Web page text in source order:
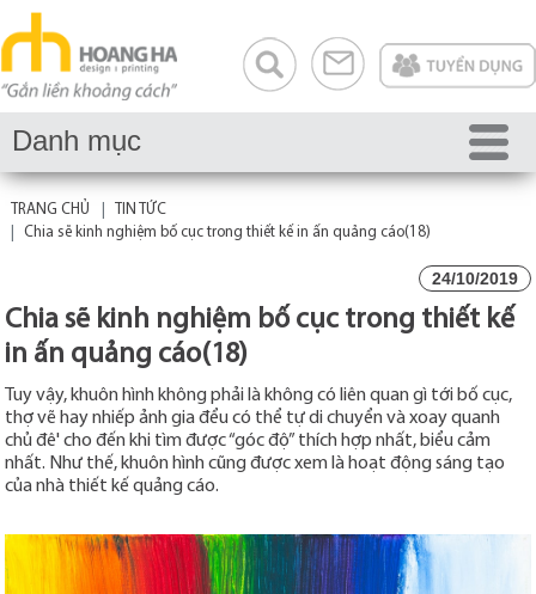
Danh mục
TRANG CHỦ
TIN TỨC
Chia sẽ kinh nghiệm bố cục trong thiết kế in ấn quảng cáo(18)
24/10/2019
Chia sẽ kinh nghiệm bố cục trong thiết kế
in ấn quảng cáo(18)
Tuy vậy, khuôn hình không phải là không có liên quan gì tới bố cục,
thợ vẽ hay nhiếp ảnh gia đểu có thể tự di chuyển và xoay quanh
chủ đê' cho đến khi tìm được “góc độ” thích hợp nhất, biểu cảm
nhất. Như thế, khuôn hình cũng được xem là hoạt động sáng tạo
của nhà thiết kế quảng cáo.